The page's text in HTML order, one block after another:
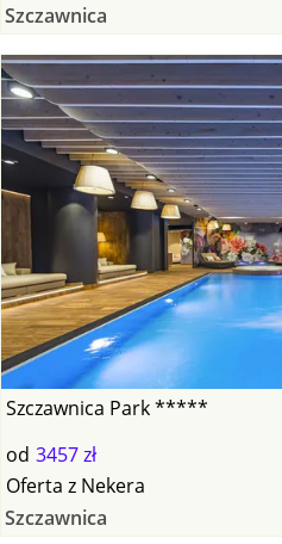
Szczawnica
Szczawnica Park *****
od 3457 zł
Oferta z Nekera
Szczawnica